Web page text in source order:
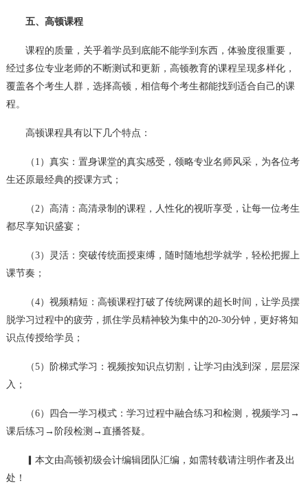
五、高顿课程
课程的质量，关乎着学员到底能不能学到东西，体验度很重要，
经过多位专业老师的不断测试和更新，高顿教育的课程呈现多样化，
覆盖各个考生人群，选择高顿，相信每个考生都能找到适合自己的课
程。
高顿课程具有以下几个特点：
（1）真实：置身课堂的真实感受，领略专业名师风采，为各位考
生还原最经典的授课方式；
（2）高清：高清录制的课程，人性化的视听享受，让每一位考生
都尽享知识盛宴；
（3）灵活：突破传统面授束缚，随时随地想学就学，轻松把握上
课节奏；
（4）视频精短：高顿课程打破了传统网课的超长时间，让学员摆
脱学习过程中的疲劳，抓住学员精神较为集中的20-30分钟，更好将知
识点传授给学员；
（5）阶梯式学习：视频按知识点切割，让学习由浅到深，层层深
入；
（6）四合一学习模式：学习过程中融合练习和检测，视频学习→
课后练习→阶段检测→直播答疑。
▎本文由高顿初级会计编辑团队汇编，如需转载请注明作者及出
处！